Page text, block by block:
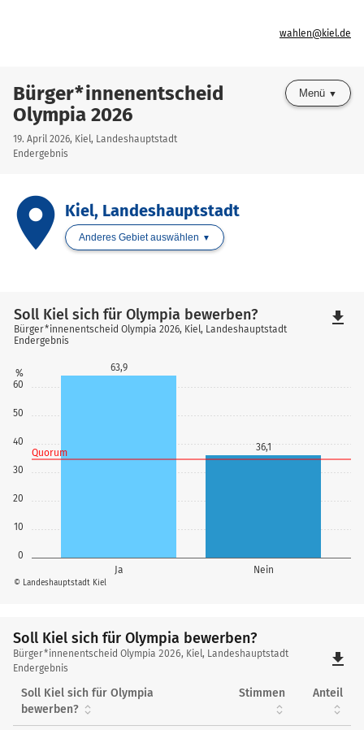
wahlen@kiel.de
Bürger*innenentscheid
Olympia 2026
19. April 2026, Kiel, Landeshauptstadt
Endergebnis
Menü
placeKiel, Landeshauptstadt
Anderes Gebiet auswählen
0
10
20
30
40
50
60
%
Ja Nein
63,9
36,1
Quorum
© Landeshauptstadt Kiel
Soll Kiel sich für Olympia bewerben?
Bürger*innenentscheid Olympia 2026, Kiel, Landeshauptstadt
Endergebnis
file_download
Soll Kiel sich für Olympia bewerben?
Soll
Kiel
sich
für
Bürger*innenentscheid Olympia 2026, Kiel, Landeshauptstadt
Endergebnis
file_download
Soll Kiel sich für Olympia
bewerben?
Stimmen Anteil